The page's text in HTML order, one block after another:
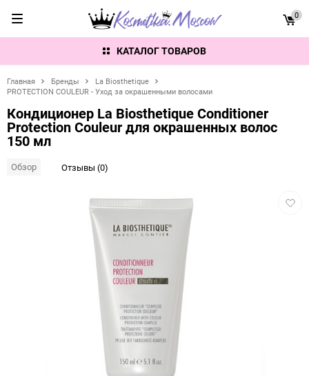
КАТАЛОГ ТОВАРОВ
0
Главная Бренды
La Biosthetique
PROTECTION COULEUR - Уход за окрашенными волосами
Кондиционер La Biosthetique Conditioner
Protection Couleur для окрашенных волос
150 мл
Обзор Отзывы (0)